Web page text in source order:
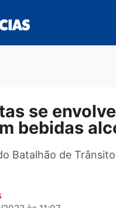
se
bebidas
do Batalhão de